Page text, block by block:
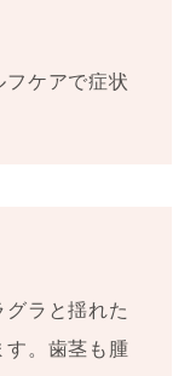
ケアで症状
ラと揺れた
す。歯茎も腫